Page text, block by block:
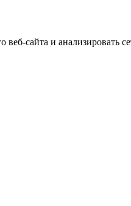
сайта и анализировать